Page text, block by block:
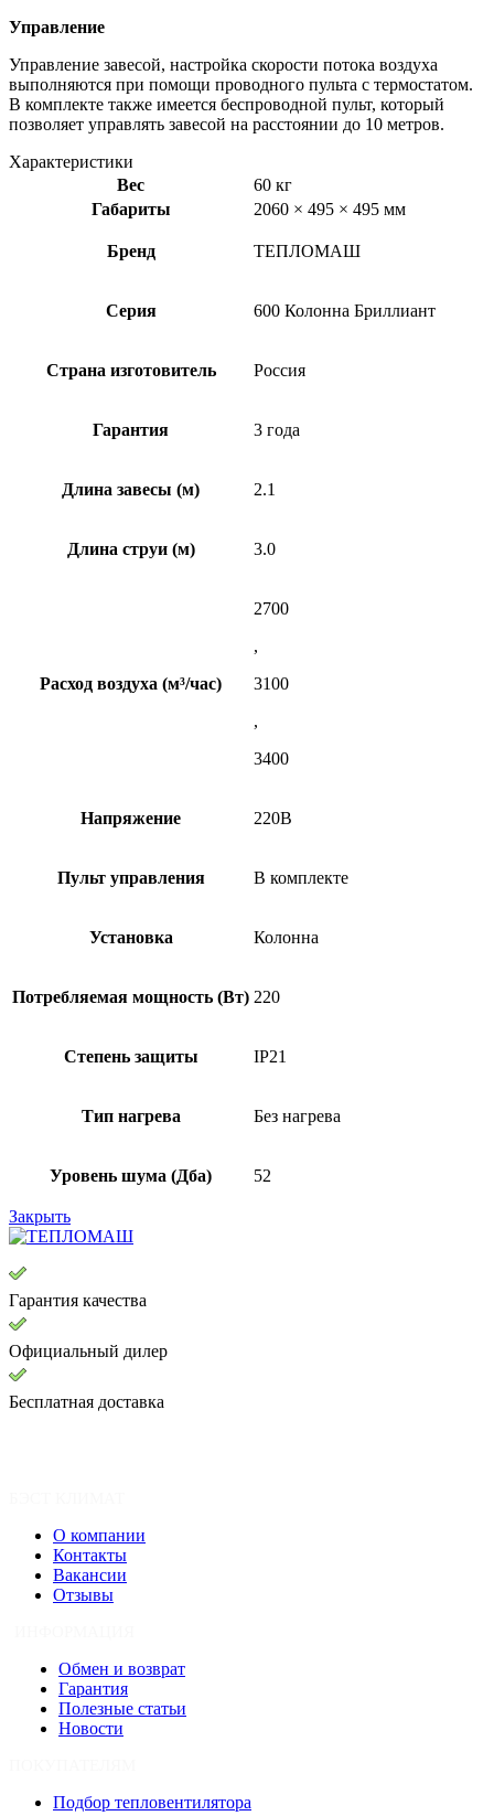
Управление
Управление завесой, настройка скорости потока воздуха
выполняются при помощи проводного пульта с термостатом.
В комплекте также имеется беспроводной пульт, который
позволяет управлять завесой на расстоянии до 10 метров.
Характеристики
Вес
60 кг
Габариты
2060 × 495 × 495 мм
Бренд ТЕПЛОМАШ
Серия 600 Колонна Бриллиант
Страна изготовитель Россия
Гарантия 3 года
Длина завесы (м) 2.1
Длина струи (м) 3.0
Расход воздуха (м³/час)
2700
,
3100
,
3400
Напряжение 220В
Пульт управления В комплекте
Установка Колонна
Потребляемая мощность (Вт) 220
Степень защиты IP21
Тип нагрева Без нагрева
Уровень шума (Дба) 52
Закрыть
Гарантия качества
Официальный дилер
Бесплатная доставка
О компании
Контакты
Вакансии
Отзывы
Обмен и возврат
Гарантия
Полезные статьи
Новости
Подбор тепловентилятора